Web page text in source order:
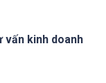
vấn kinh doanh